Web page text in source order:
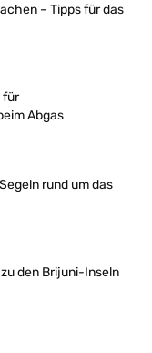
– Tipps für das
für
Abgas
rund um das
den Brijuni-Inseln